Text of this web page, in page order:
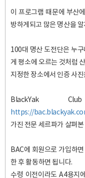
이 프로그램 때문에 부산
방하게되고 많은 명산을
100대 명산 도전단은 누
게 평소에 오르는 것처럼
지정한 장소에서 인증 사
BlackYak
https://
가진 전문 세르파가 살펴
BAC에 회원으로 가입하
한 후 활동하면 됩니다.
수령 이전이라도 A4용지